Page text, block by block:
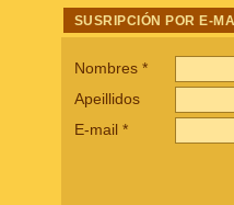
SUSRIPCIÓN POR E-
Nombres *
Apeillidos
E-mail *